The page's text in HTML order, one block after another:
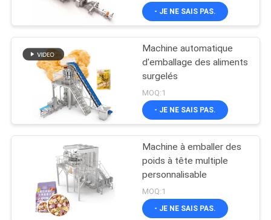
- JE NE SAIS PAS.
Machine automatique
d'emballage des aliments
surgelés
MOQ:1
- JE NE SAIS PAS.
Machine à emballer des
poids à tête multiple
personnalisable
MOQ:1
- JE NE SAIS PAS.